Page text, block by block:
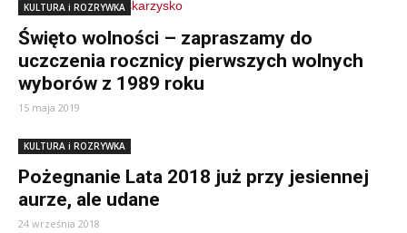
KULTURA i ROZRYWKA
Święto wolności – zapraszamy do
uczczenia rocznicy pierwszych wolnych
wyborów z 1989 roku
15 maja 2019
KULTURA i ROZRYWKA
Pożegnanie Lata 2018 już przy jesiennej
aurze, ale udane
24 września 2018